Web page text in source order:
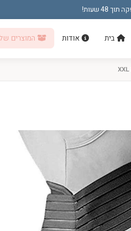
בית אודות המוצרים